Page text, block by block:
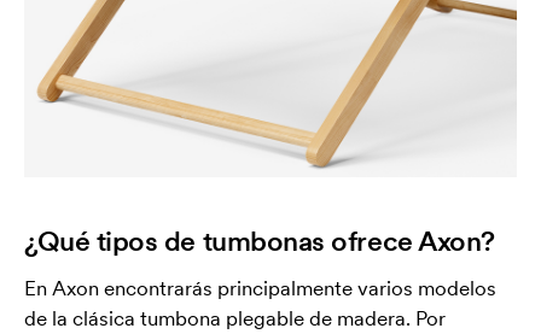
¿Qué tipos de tumbonas ofrece Axon?
En Axon encontrarás principalmente varios modelos
de la clásica tumbona plegable de madera. Por